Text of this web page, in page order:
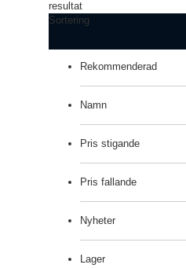
resultat
Sortering
Rekommenderad
Namn
Pris stigande
Pris fallande
Nyheter
Lager